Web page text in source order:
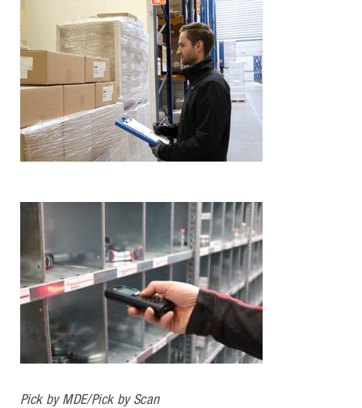
Pick by MDE/Pick by Scan